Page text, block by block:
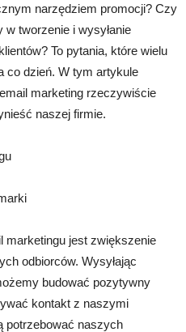
narzędziem promocji? Czy
tworzenie i wysyłanie
To pytania, które wielu
co dzień. W tym artykule
marketing rzeczywiście
naszej firmie.
marketingu jest zwiększenie
odbiorców. Wysyłając
budować pozytywny
kontakt z naszymi
potrzebować naszych